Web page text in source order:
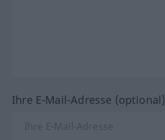
Ihre E-Mail-Adresse (optional)